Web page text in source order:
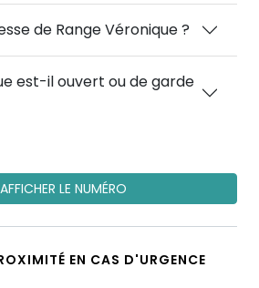
de Range Véronique ?
est-il ouvert ou de garde
LE NUMÉRO
EN CAS D'URGENCE